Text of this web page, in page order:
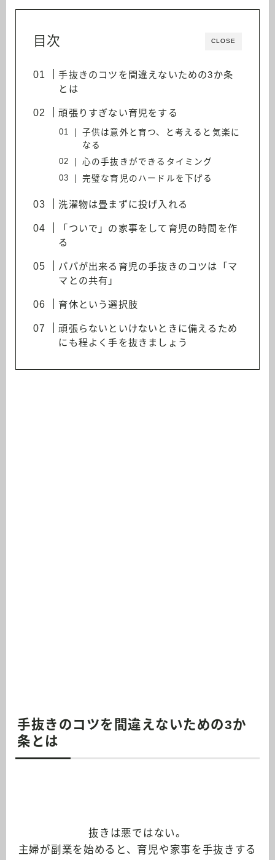
CLOSE
目次
手抜きのコツを間違えないための3か条
とは
頑張りすぎない育児をする
子供は意外と育つ、と考えると気楽に
なる
心の手抜きができるタイミング
完璧な育児のハードルを下げる
洗濯物は畳まずに投げ入れる
「ついで」の家事をして育児の時間を作
る
パパが出来る育児の手抜きのコツは「マ
マとの共有」
育休という選択肢
頑張らないといけないときに備えるため
にも程よく手を抜きましょう
手抜きのコツを間違えないための3か
条とは
抜きは悪ではない。
主婦が副業を始めると、育児や家事を手抜きする